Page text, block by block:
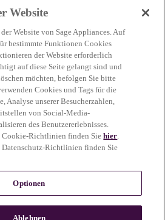
) tab)
wurden mit Unterstützung von KI erstellt oder
und Kaffee-Abbildungen zeigen
Website
Website von Sage Appliances. Auf
bestimmte Funktionen Cookies
der Website erforderlich
auf diese Seite gelangt sind und
möchten, befolgen Sie bitte
Cookies und Tags für die
Analyse unserer Besucherzahlen,
von Social-Media-
des Benutzererlebnisses.
Cookie-Richtlinien finden Siehier.
Datenschutz-Richtlinien finden Sie
Optionen
Ablehnen